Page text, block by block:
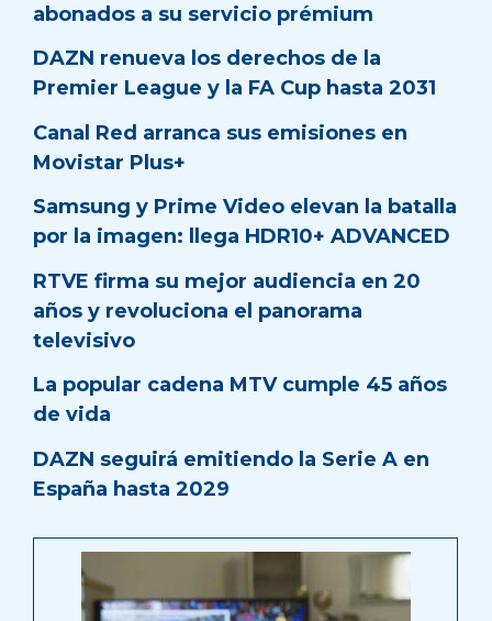
abonados a su servicio prémium
DAZN renueva los derechos de la
Premier League y la FA Cup hasta 2031
Canal Red arranca sus emisiones en
Movistar Plus+
Samsung y Prime Video elevan la batalla
por la imagen: llega HDR10+ ADVANCED
RTVE firma su mejor audiencia en 20
años y revoluciona el panorama
televisivo
La popular cadena MTV cumple 45 años
de vida
DAZN seguirá emitiendo la Serie A en
España hasta 2029